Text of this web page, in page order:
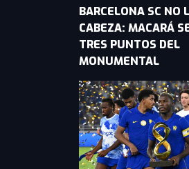
BARCELONA SC NO
CABEZA: MACARÁ
TRES PUNTOS DEL
MONUMENTAL